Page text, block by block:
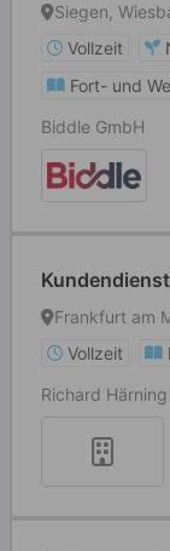
Siegen,
Vollzeit
Fort- und
Biddle GmbH
Frankfurt am
Vollzeit
Richard